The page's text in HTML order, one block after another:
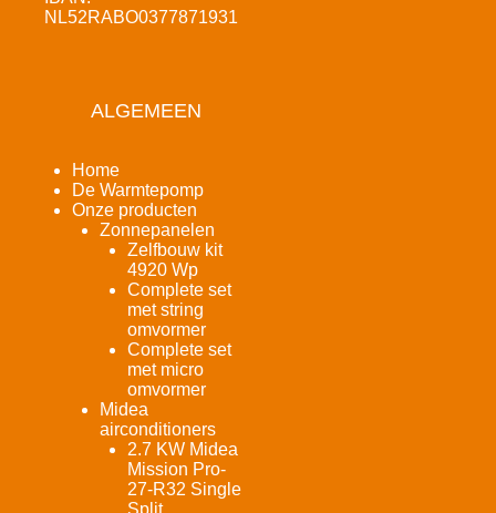
NL52RABO0377871931
ALGEMEEN
Home
De Warmtepomp
Onze producten
Zonnepanelen
Zelfbouw kit
4920 Wp
Complete set
met string
omvormer
Complete set
met micro
omvormer
Midea
airconditioners
2.7 KW Midea
Mission Pro-
27-R32 Single
Split